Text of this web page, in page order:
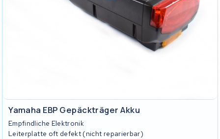
Yamaha EBP Gepäckträger Akku
Empfindliche Elektronik
Leiterplatte oft defekt (nicht reparierbar)